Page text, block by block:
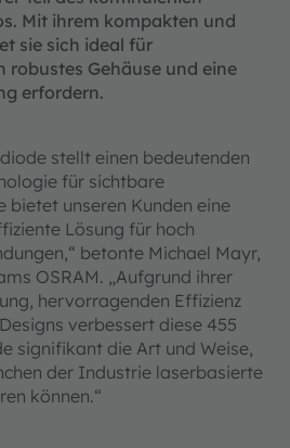
Mit ihrem kompakten und
sie sich ideal für
robustes Gehäuse und eine
erfordern.
stellt einen bedeutenden
für sichtbare
bietet unseren Kunden eine
Lösung für hoch
betonte Michael Mayr,
OSRAM. „Aufgrund ihrer
hervorragenden Effizienz
verbessert diese 455
signifikant die Art und Weise,
der Industrie laserbasierte
können.“